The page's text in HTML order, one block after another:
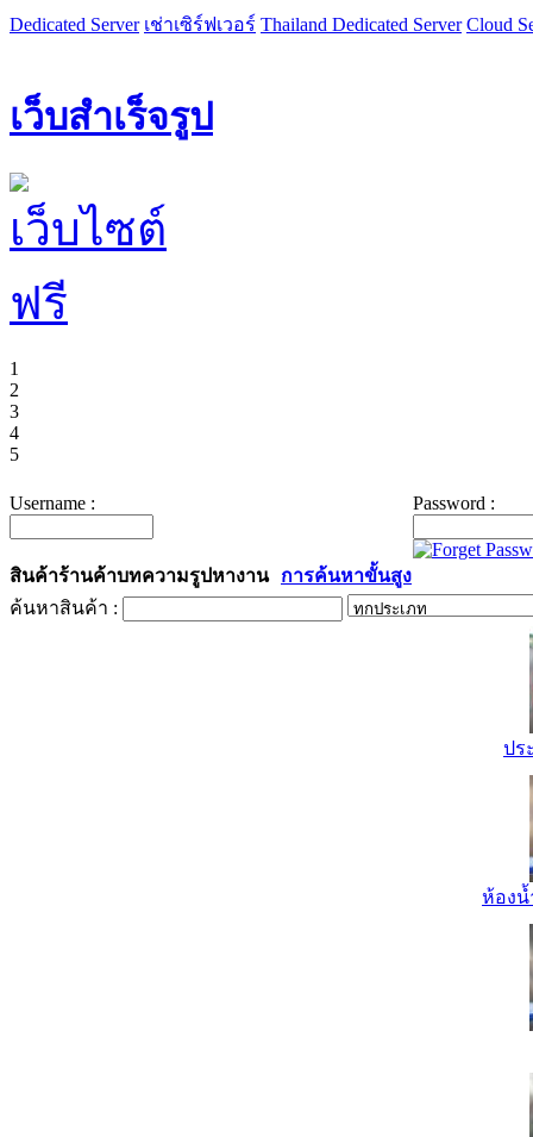
Dedicated Server เช่าเซิร์ฟเวอร์ Thailand Dedicated Server Cloud
เว็บสำเร็จรูป
1
2
3
4
5
Username : Password :
สินค้าร้านค้าบทความรูปหางาน
การค้นหาขั้นสูง
ค้นหาสินค้า :
ปร
ห้องน้